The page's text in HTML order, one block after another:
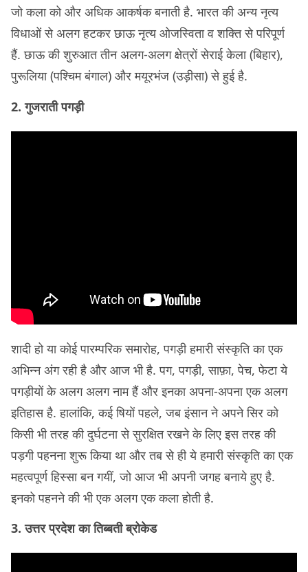
जो कला को और अधिक आकर्षक बनाती है. भारत की अन्‍य नृत्‍य
विधाओं से अलग हटकर छाऊ नृत्‍य ओजस्विता व शक्ति से परिपूर्ण
हैं. छाऊ की शुरुआत तीन अलग-अलग क्षेत्रों सेराई केला (बिहार),
पुरूलिया (पश्चिम बंगाल) और मयूरभंज (उड़ीसा) से हुई है.
2. गुजराती पगड़ी
शादी हो या कोई पारम्परिक समारोह, पगड़ी हमारी संस्कृति का एक
अभिन्न अंग रही है और आज भी है. पग, पगड़ी, साफ़ा, पेच, फेटा ये
पगड़ीयों के अलग अलग नाम हैं और इनका अपना-अपना एक अलग
इतिहास है. हालांकि, कई षियों पहले, जब इंसान ने अपने सिर को
किसी भी तरह की दुर्घटना से सुरक्षित रखने के लिए इस तरह की
पड़गी पहनना शुरू किया था और तब से ही ये हमारी संस्कृति का एक
महत्वपूर्ण हिस्सा बन गयीं, जो आज भी अपनी जगह बनाये हुए है.
इनको पहनने की भी एक अलग एक कला होती है.
3. उत्तर प्रदेश का तिब्बती ब्रोकेड